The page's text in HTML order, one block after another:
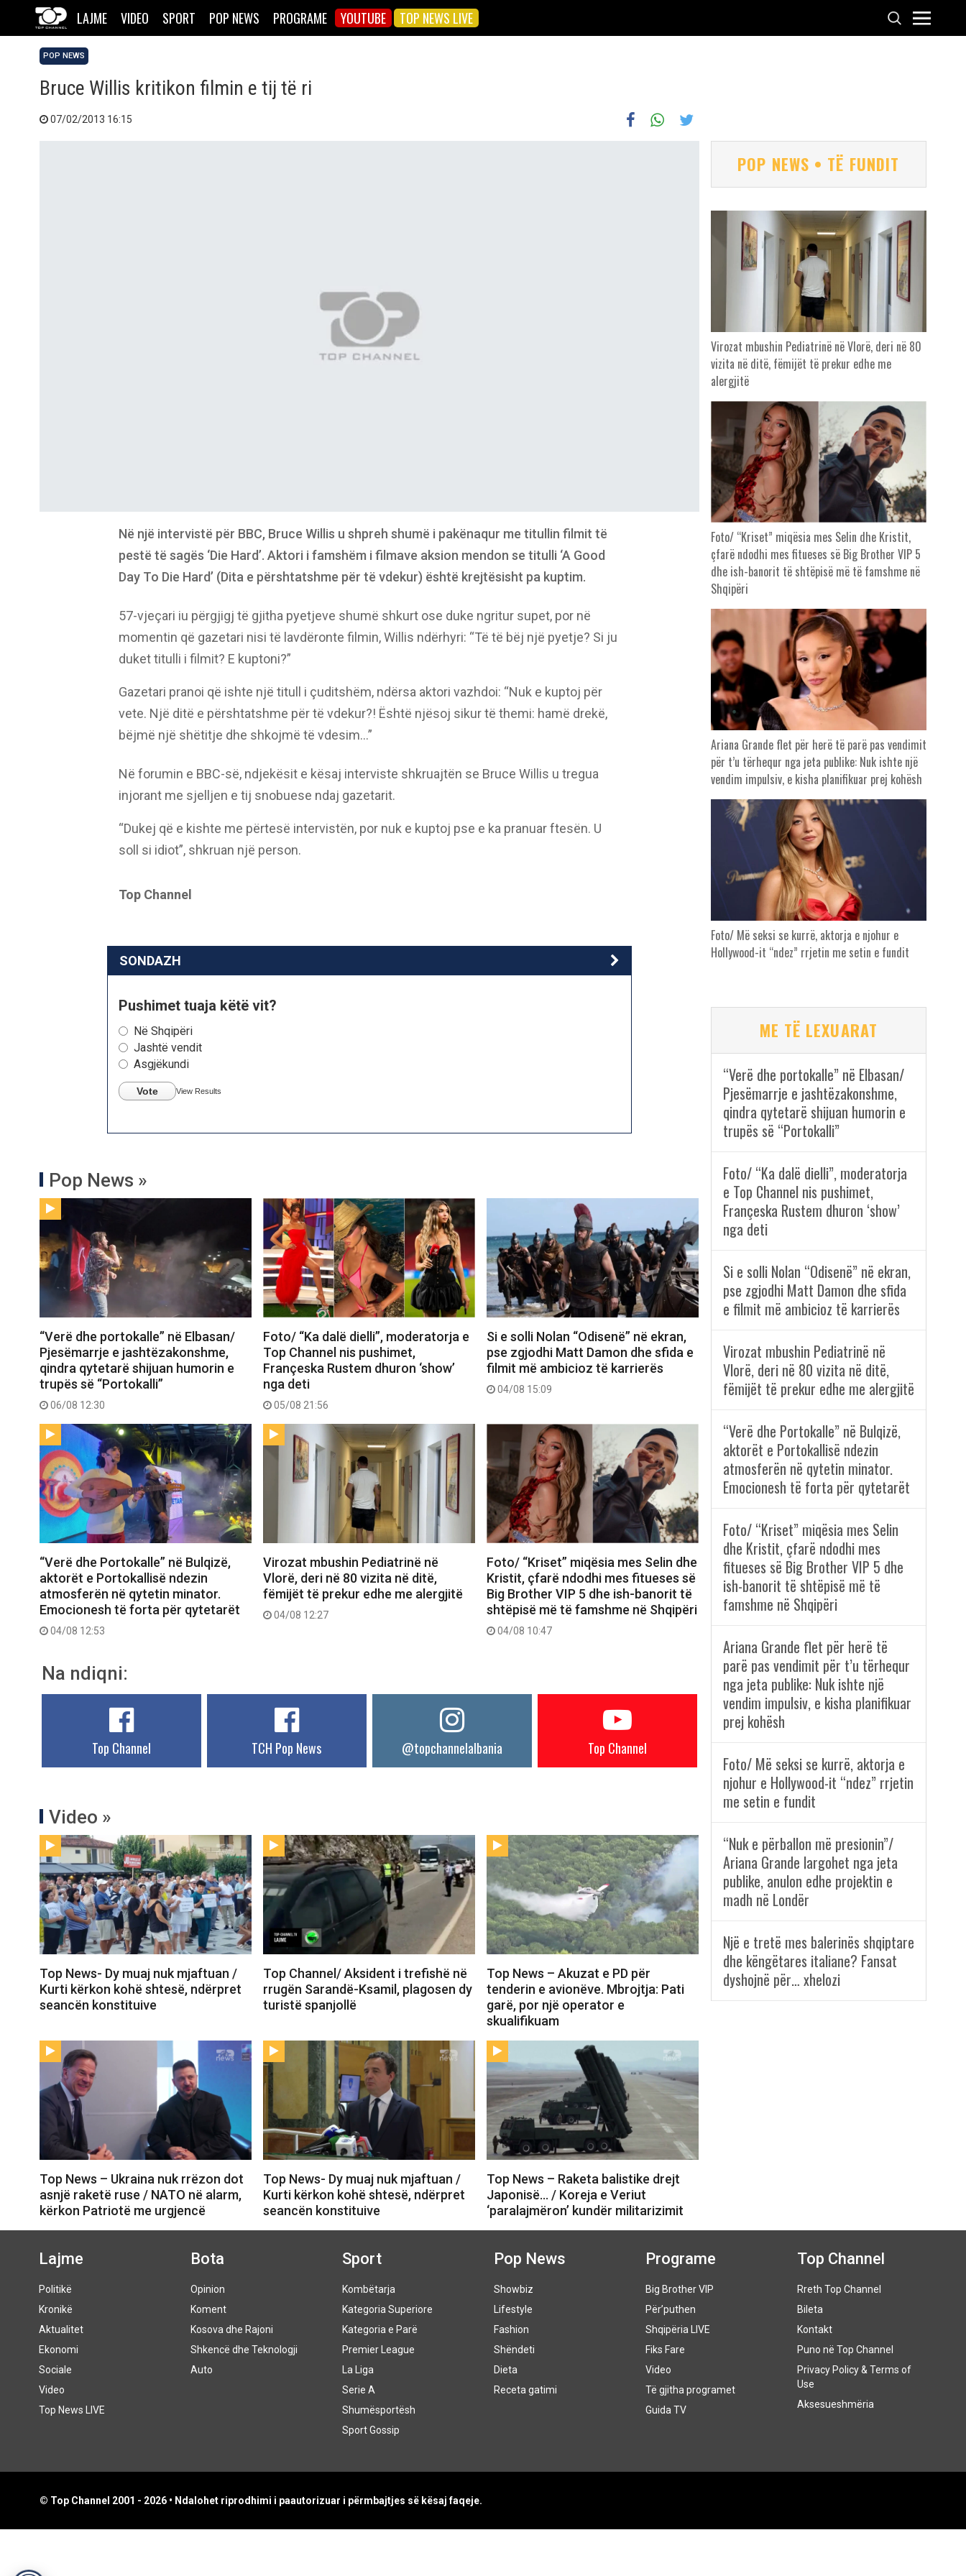
LAJME VIDEO SPORT POP NEWS PROGRAME YOUTUBE TOP NEWS LIVE
POP NEWS
Bruce Willis kritikon filmin e tij të ri
07/02/2013 16:15
Në një intervistë për BBC, Bruce Willis u shpreh shumë i pakënaqur me titullin filmit të
pestë të sagës ‘Die Hard’. Aktori i famshëm i filmave aksion mendon se titulli ‘A Good
Day To Die Hard’ (Dita e përshtatshme për të vdekur) është krejtësisht pa kuptim.
57-vjeçari iu përgjigj të gjitha pyetjeve shumë shkurt ose duke ngritur supet, por në
momentin që gazetari nisi të lavdëronte filmin, Willis ndërhyri: “Të të bëj një pyetje? Si ju
duket titulli i filmit? E kuptoni?”
Gazetari pranoi që ishte një titull i çuditshëm, ndërsa aktori vazhdoi: “Nuk e kuptoj për
vete. Një ditë e përshtatshme për të vdekur?! Është njësoj sikur të themi: hamë drekë,
bëjmë një shëtitje dhe shkojmë të vdesim…”
Në forumin e BBC-së, ndjekësit e kësaj interviste shkruajtën se Bruce Willis u tregua
injorant me sjelljen e tij snobuese ndaj gazetarit.
“Dukej që e kishte me përtesë intervistën, por nuk e kuptoj pse e ka pranuar ftesën. U
soll si idiot”, shkruan një person.
Top Channel
SONDAZH
Pushimet tuaja këtë vit?
Në Shqipëri
Jashtë vendit
Asgjëkundi
Vote View Results
Pop News »
“Verë dhe portokalle” në Elbasan/
Pjesëmarrje e jashtëzakonshme,
qindra qytetarë shijuan humorin e
trupës së “Portokalli”
06/08 12:30
Foto/ “Ka dalë dielli”, moderatorja e
Top Channel nis pushimet,
Françeska Rustem dhuron ‘show’
nga deti
05/08 21:56
Si e solli Nolan “Odisenë” në ekran,
pse zgjodhi Matt Damon dhe sfida e
filmit më ambicioz të karrierës
04/08 15:09
“Verë dhe Portokalle” në Bulqizë,
aktorët e Portokallisë ndezin
atmosferën në qytetin minator.
Emocionesh të forta për qytetarët
04/08 12:53
Virozat mbushin Pediatrinë në
Vlorë, deri në 80 vizita në ditë,
fëmijët të prekur edhe me alergjitë
04/08 12:27
Foto/ “Kriset” miqësia mes Selin dhe
Kristit, çfarë ndodhi mes fitueses së
Big Brother VIP 5 dhe ish-banorit të
shtëpisë më të famshme në Shqipëri
04/08 10:47
Na ndiqni:
Top Channel TCH Pop News @topchannelalbania Top Channel
Video »
Top News- Dy muaj nuk mjaftuan /
Kurti kërkon kohë shtesë, ndërpret
seancën konstituive
Top Channel/ Aksident i trefishë në
rrugën Sarandë-Ksamil, plagosen dy
turistë spanjollë
Top News – Akuzat e PD për
tenderin e avionëve. Mbrojtja: Pati
garë, por një operator e
skualifikuam
Top News – Ukraina nuk rrëzon dot
asnjë raketë ruse / NATO në alarm,
kërkon Patriotë me urgjencë
Top News- Dy muaj nuk mjaftuan /
Kurti kërkon kohë shtesë, ndërpret
seancën konstituive
Top News – Raketa balistike drejt
Japonisë… / Koreja e Veriut
‘paralajmëron’ kundër militarizimit
POP NEWS • TË FUNDIT
Virozat mbushin Pediatrinë në Vlorë, deri në 80
vizita në ditë, fëmijët të prekur edhe me
alergjitë
Foto/ “Kriset” miqësia mes Selin dhe Kristit,
çfarë ndodhi mes fitueses së Big Brother VIP 5
dhe ish-banorit të shtëpisë më të famshme në
Shqipëri
Ariana Grande flet për herë të parë pas vendimit
për t’u tërhequr nga jeta publike: Nuk ishte një
vendim impulsiv, e kisha planifikuar prej kohësh
Foto/ Më seksi se kurrë, aktorja e njohur e
Hollywood-it “ndez” rrjetin me setin e fundit
ME TË LEXUARAT
“Verë dhe portokalle” në Elbasan/
Pjesëmarrje e jashtëzakonshme,
qindra qytetarë shijuan humorin e
trupës së “Portokalli”
Foto/ “Ka dalë dielli”, moderatorja
e Top Channel nis pushimet,
Françeska Rustem dhuron ‘show’
nga deti
Si e solli Nolan “Odisenë” në ekran,
pse zgjodhi Matt Damon dhe sfida
e filmit më ambicioz të karrierës
Virozat mbushin Pediatrinë në
Vlorë, deri në 80 vizita në ditë,
fëmijët të prekur edhe me alergjitë
“Verë dhe Portokalle” në Bulqizë,
aktorët e Portokallisë ndezin
atmosferën në qytetin minator.
Emocionesh të forta për qytetarët
Foto/ “Kriset” miqësia mes Selin
dhe Kristit, çfarë ndodhi mes
fitueses së Big Brother VIP 5 dhe
ish-banorit të shtëpisë më të
famshme në Shqipëri
Ariana Grande flet për herë të
parë pas vendimit për t’u tërhequr
nga jeta publike: Nuk ishte një
vendim impulsiv, e kisha planifikuar
prej kohësh
Foto/ Më seksi se kurrë, aktorja e
njohur e Hollywood-it “ndez” rrjetin
me setin e fundit
“Nuk e përballon më presionin”/
Ariana Grande largohet nga jeta
publike, anulon edhe projektin e
madh në Londër
Një e tretë mes balerinës shqiptare
dhe këngëtares italiane? Fansat
dyshojnë për… xhelozi
Lajme
Politikë
Kronikë
Aktualitet
Ekonomi
Sociale
Video
Top News LIVE
Bota
Opinion
Koment
Kosova dhe Rajoni
Shkencë dhe Teknologji
Auto
Sport
Kombëtarja
Kategoria Superiore
Kategoria e Parë
Premier League
La Liga
Serie A
Shumësportësh
Sport Gossip
Pop News
Showbiz
Lifestyle
Fashion
Shëndeti
Dieta
Receta gatimi
Programe
Big Brother VIP
Për’puthen
Shqipëria LIVE
Fiks Fare
Video
Të gjitha programet
Guida TV
Top Channel
Rreth Top Channel
Bileta
Kontakt
Puno në Top Channel
Privacy Policy & Terms of
Use
Aksesueshmëria
© Top Channel 2001 - 2026 • Ndalohet riprodhimi i paautorizuar i përmbajtjes së kësaj faqeje.